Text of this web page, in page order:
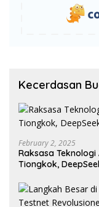
Kecerdasan
February 2, 2025
Raksasa
Tiongkok,